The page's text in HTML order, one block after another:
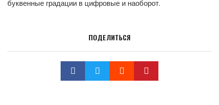
буквенные градации в цифровые и наоборот.
ПОДЕЛИТЬСЯ